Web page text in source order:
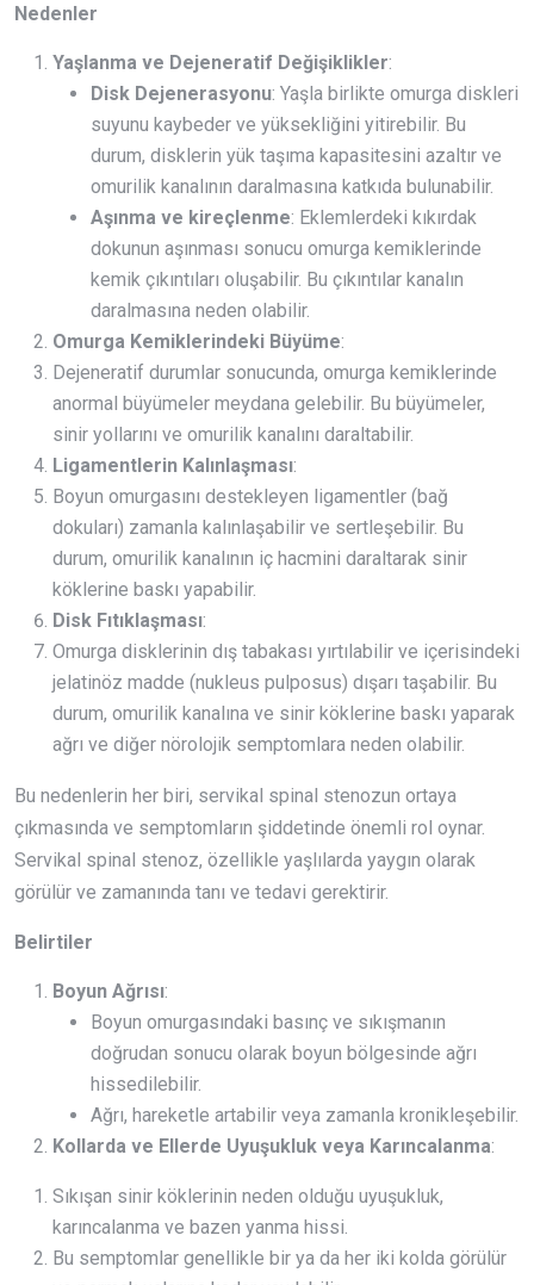
Nedenler
Yaşlanma ve Dejeneratif Değişiklikler:
Disk Dejenerasyonu: Yaşla birlikte omurga diskleri
suyunu kaybeder ve yüksekliğini yitirebilir. Bu
durum, disklerin yük taşıma kapasitesini azaltır ve
omurilik kanalının daralmasına katkıda bulunabilir.
Aşınma ve kireçlenme: Eklemlerdeki kıkırdak
dokunun aşınması sonucu omurga kemiklerinde
kemik çıkıntıları oluşabilir. Bu çıkıntılar kanalın
daralmasına neden olabilir.
Omurga Kemiklerindeki Büyüme:
Dejeneratif durumlar sonucunda, omurga kemiklerinde
anormal büyümeler meydana gelebilir. Bu büyümeler,
sinir yollarını ve omurilik kanalını daraltabilir.
Ligamentlerin Kalınlaşması:
Boyun omurgasını destekleyen ligamentler (bağ
dokuları) zamanla kalınlaşabilir ve sertleşebilir. Bu
durum, omurilik kanalının iç hacmini daraltarak sinir
köklerine baskı yapabilir.
Disk Fıtıklaşması:
Omurga disklerinin dış tabakası yırtılabilir ve içerisindeki
jelatinöz madde (nukleus pulposus) dışarı taşabilir. Bu
durum, omurilik kanalına ve sinir köklerine baskı yaparak
ağrı ve diğer nörolojik semptomlara neden olabilir.
Bu nedenlerin her biri, servikal spinal stenozun ortaya
çıkmasında ve semptomların şiddetinde önemli rol oynar.
Servikal spinal stenoz, özellikle yaşlılarda yaygın olarak
görülür ve zamanında tanı ve tedavi gerektirir.
Belirtiler
Boyun Ağrısı:
Boyun omurgasındaki basınç ve sıkışmanın
doğrudan sonucu olarak boyun bölgesinde ağrı
hissedilebilir.
Ağrı, hareketle artabilir veya zamanla kronikleşebilir.
Kollarda ve Ellerde Uyuşukluk veya Karıncalanma:
Sıkışan sinir köklerinin neden olduğu uyuşukluk,
karıncalanma ve bazen yanma hissi.
Bu semptomlar genellikle bir ya da her iki kolda görülür